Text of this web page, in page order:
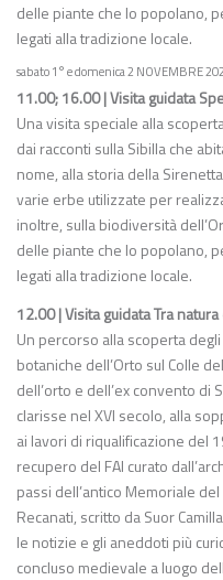
delle piante che lo popolano,
legati alla tradizione locale.
sabato 1° e domenica 2 NOVEMBRE
11.00; 16.00 | Visita guidata
Una visita speciale alla
dai racconti sulla Sibilla che
nome, alla storia della
varie erbe utilizzate per
inoltre, sulla biodiversità
delle piante che lo popolano,
legati alla tradizione locale.
12.00 | Visita guidata Tra
Un percorso alla scoperta
botaniche dell’Orto sul Colle
dell’orto e dell’ex convento di
clarisse nel XVI secolo, alla
ai lavori di riqualificazione del
recupero del FAI curato
passi dell’antico Memoriale
Recanati, scritto da Suor
le notizie e gli aneddoti più
concluso medievale a luogo